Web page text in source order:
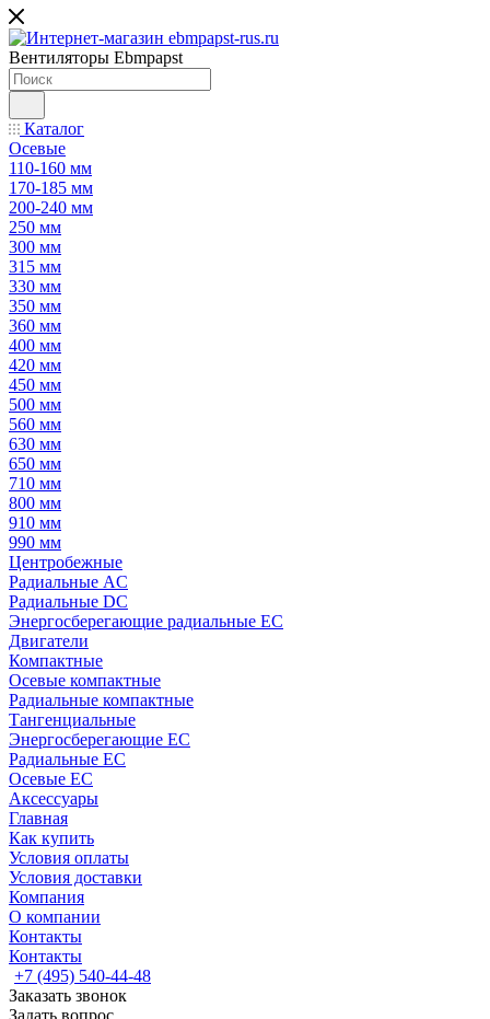
Вентиляторы Ebmpapst
Каталог
Осевые
110-160 мм
170-185 мм
200-240 мм
250 мм
300 мм
315 мм
330 мм
350 мм
360 мм
400 мм
420 мм
450 мм
500 мм
560 мм
630 мм
650 мм
710 мм
800 мм
910 мм
990 мм
Центробежные
Радиальные AC
Радиальные DC
Энергосберегающие радиальные EC
Двигатели
Компактные
Осевые компактные
Радиальные компактные
Тангенциальные
Энергосберегающие EC
Радиальные EC
Осевые EC
Аксессуары
Главная
Как купить
Условия оплаты
Условия доставки
Компания
О компании
Контакты
Контакты
+7 (495) 540-44-48
Заказать звонок
Задать вопрос